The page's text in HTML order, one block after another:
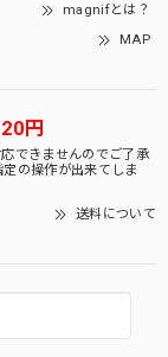
magnifとは？
MAP
円
できませんのでご了承
の操作が出来てしま
送料について